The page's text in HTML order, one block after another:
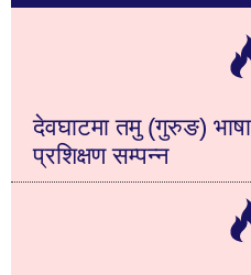
देवघाटमा तमु (गुरुङ)
प्रशिक्षण सम्पन्न